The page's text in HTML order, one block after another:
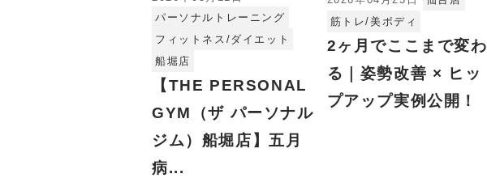
パーソナルトレーニング
フィットネス/ダイエット
船堀店
【THE PERSONAL
GYM（ザ パーソナル
ジム）船堀店】五月
病...
筋トレ/美ボディ
2ヶ月でここまで変わ
る｜姿勢改善 × ヒッ
プアップ実例公開！